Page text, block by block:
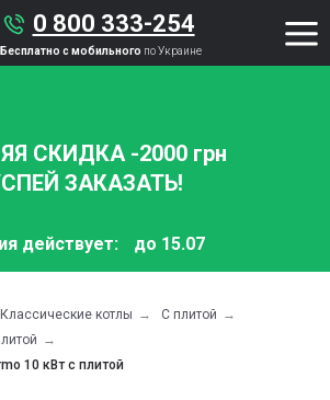
0 800 333-254
Бесплатно с мобильного по Украине
СКИДКА -2000 грн
ЗАКАЗАТЬ!
действует: до 15.07
Классические котлы → С плитой →
→
10 кВт с плитой